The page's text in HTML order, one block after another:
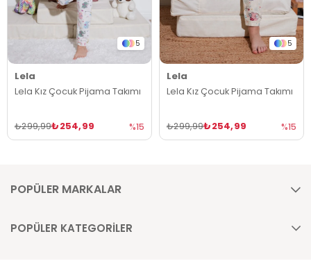
5
Lela
Lela Kız Çocuk Pijama Takımı
₺254,99
₺299,99 %15
5
Lela
Lela Kız Çocuk Pijama Takımı
₺254,99
₺299,99 %15
POPÜLER MARKALAR
POPÜLER KATEGORİLER